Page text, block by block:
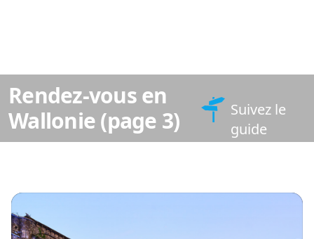
Rendez-vous en
Wallonie (page 3)
Suivez le
guide